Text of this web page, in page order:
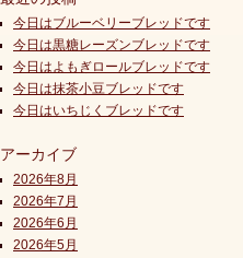
今日はブルーベリーブレッドです
今日は黒糖レーズンブレッドです
今日はよもぎロールブレッドです
今日は抹茶小豆ブレッドです
今日はいちじくブレッドです
アーカイブ
2026年8月
2026年7月
2026年6月
2026年5月